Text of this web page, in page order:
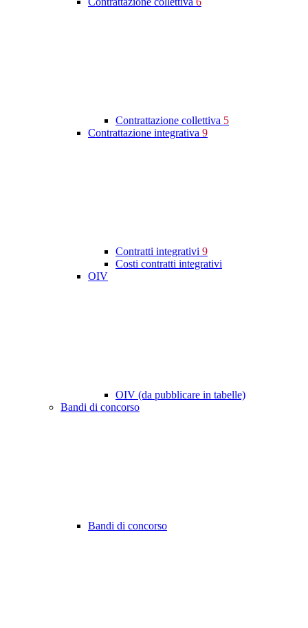
Contrattazione collettiva 5
Contrattazione integrativa 9
Contratti integrativi 9
Costi contratti integrativi
OIV
OIV (da pubblicare in tabelle)
Bandi di concorso
Bandi di concorso